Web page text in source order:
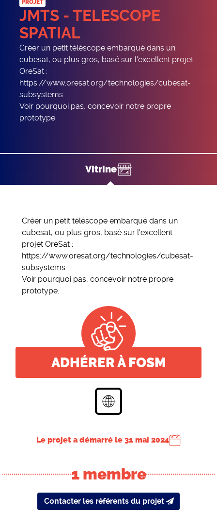
PROJET
JMTS - TELESCOPE
SPATIAL
Créer un petit téléscope embarqué dans un
cubesat, ou plus gros, basé sur l'excellent projet
OreSat :
https://www.oresat.org/technologies/cubesat-
subsystems
Voir pourquoi pas, concevoir notre propre
prototype.
vitrine
Créer un petit téléscope embarqué dans un
cubesat, ou plus gros, basé sur l'excellent
projet OreSat :
https://www.oresat.org/technologies/cubesat-
subsystems
Voir pourquoi pas, concevoir notre propre
prototype.
ADHÉRER À FOSM
Le projet a démarré le 31 mai 2024
1 membre
Contacter les référents du projet